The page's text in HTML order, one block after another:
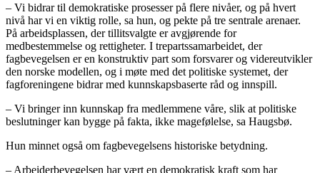
– Vi bidrar til demokratiske prosesser på flere nivåer, og på hvert
nivå har vi en viktig rolle, sa hun, og pekte på tre sentrale arenaer.
På arbeidsplassen, der tillitsvalgte er avgjørende for
medbestemmelse og rettigheter. I trepartssamarbeidet, der
fagbevegelsen er en konstruktiv part som forsvarer og videreutvikler
den norske modellen, og i møte med det politiske systemet, der
fagforeningene bidrar med kunnskapsbaserte råd og innspill.
– Vi bringer inn kunnskap fra medlemmene våre, slik at politiske
beslutninger kan bygge på fakta, ikke magefølelse, sa Haugsbø.
Hun minnet også om fagbevegelsens historiske betydning.
– Arbeiderbevegelsen har vært en demokratisk kraft som har